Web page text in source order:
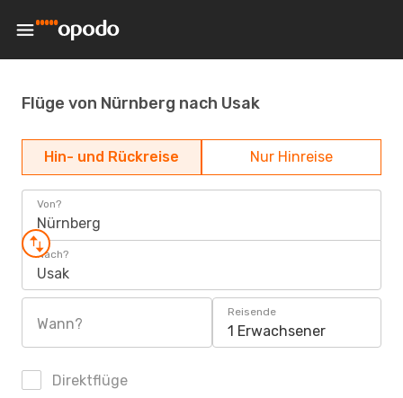
Flüge von Nürnberg nach Usak
Hin- und Rückreise Nur Hinreise
Von?
Nürnberg
Nach?
Usak
Wann?
Reisende
1 Erwachsener
Direktflüge